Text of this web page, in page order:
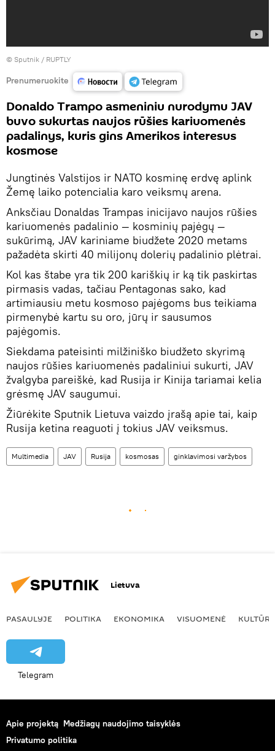
© Sputnik / RUPTLY
Prenumeruokite
Donaldo Trampo asmeniniu nurodymu JAV
buvo sukurtas naujos rūšies kariuomenės
padalinys, kuris gins Amerikos interesus
kosmose
Jungtinės Valstijos ir NATO kosminę erdvę aplink
Žemę laiko potencialia karo veiksmų arena.
Anksčiau Donaldas Trampas inicijavo naujos rūšies
kariuomenės padalinio — kosminių pajėgų —
sukūrimą, JAV kariniame biudžete 2020 metams
pažadėta skirti 40 milijonų dolerių padalinio plėtrai.
Kol kas štabe yra tik 200 kariškių ir ką tik paskirtas
pirmasis vadas, tačiau Pentagonas sako, kad
artimiausiu metu kosmoso pajėgoms bus teikiama
pirmenybė kartu su oro, jūrų ir sausumos
pajėgomis.
Siekdama pateisinti milžiniško biudžeto skyrimą
naujos rūšies kariuomenės padaliniui sukurti, JAV
žvalgyba pareiškė, kad Rusija ir Kinija tariamai kelia
grėsmę JAV saugumui.
Žiūrėkite Sputnik Lietuva vaizdo įrašą apie tai, kaip
Rusija ketina reaguoti į tokius JAV veiksmus.
Multimedia JAV Rusija kosmosas ginklavimosi varžybos
Lietuva
PASAULYJE POLITIKA EKONOMIKA VISUOMENĖ KULTŪRA
Telegram
Apie projektą Medžiagų naudojimo taisyklės
Privatumo politika